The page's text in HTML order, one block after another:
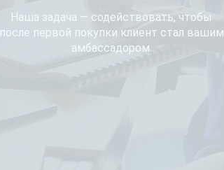
Наша задача — содействовать, чтобы
после первой покупки клиент стал вашим
амбассадором.